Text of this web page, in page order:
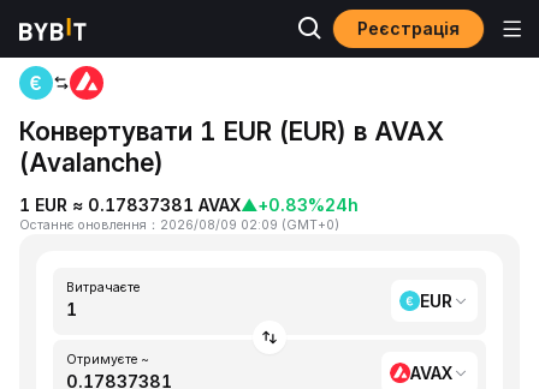
Реєстрація
Головна
Конвертувати 1 EUR (EUR) в AVAX
(Avalanche)
1 EUR ≈ 0.17837381 AVAX▲+0.83%24h
Останнє оновлення ： 2026/08/09 02:09 (GMT+0)
Витрачаєте
EUR
Отримуєте ~
AVAX